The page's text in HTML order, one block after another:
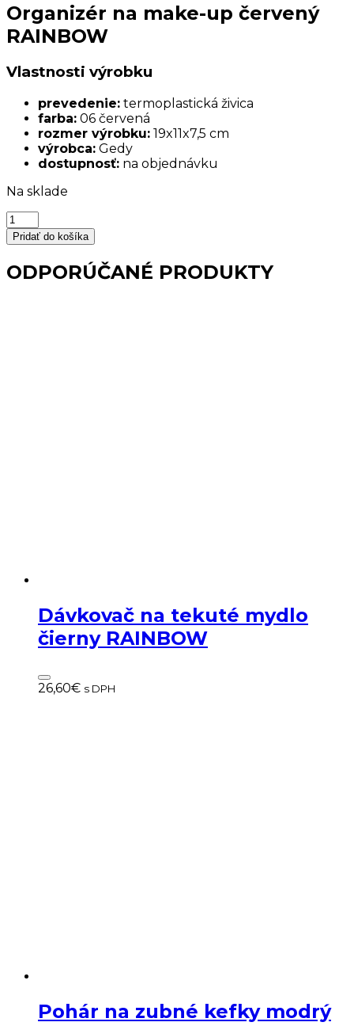
Organizér na make-up červený
RAINBOW
Vlastnosti výrobku
prevedenie: termoplastická živica
farba: 06 červená
rozmer výrobku: 19x11x7,5 cm
výrobca: Gedy
dostupnosť: na objednávku
Na sklade
množstvo
Organizér
na
make-
up
Pridať do košíka
ODPORÚČANÉ PRODUKTY
Dávkovač na tekuté mydlo
čierny RAINBOW
26,60€ s DPH
Pohár na zubné kefky modrý